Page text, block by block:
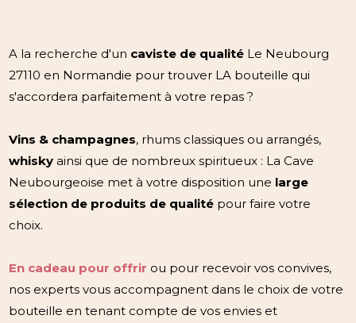
A la recherche d'un caviste de qualité Le Neubourg
27110 en Normandie pour trouver LA bouteille qui
s'accordera parfaitement à votre repas ?
Vins & champagnes, rhums classiques ou arrangés,
whisky ainsi que de nombreux spiritueux : La Cave
Neubourgeoise met à votre disposition une large
sélection de produits de qualité pour faire votre
choix.
En cadeau pour offrir ou pour recevoir vos convives,
nos experts vous accompagnent dans le choix de votre
bouteille en tenant compte de vos envies et